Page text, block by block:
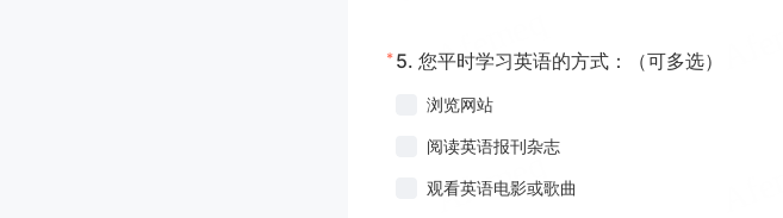
* 5. 您平时学习英语的方式：（可多选）
浏览网站
阅读英语报刊杂志
观看英语电影或歌曲